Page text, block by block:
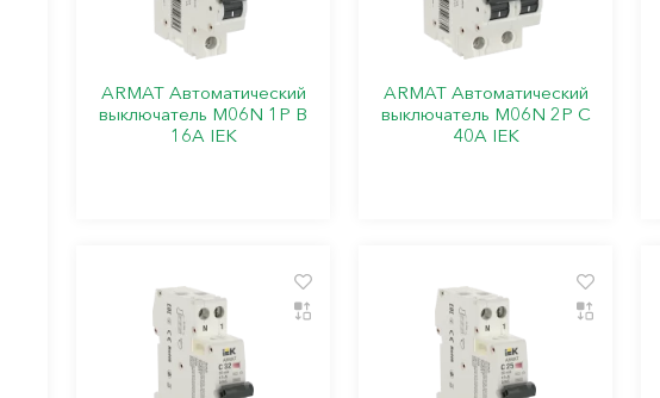
ARMAT Автоматический
выключатель M06N 1P B
16А IEK
ARMAT Автоматический
выключатель M06N 2P C
40А IEK